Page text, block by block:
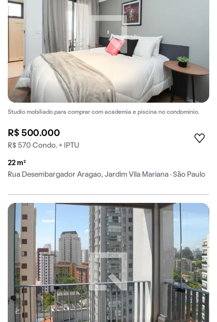
Studio mobiliado para comprar com academia e piscina no condomínio.
R$ 500.000
R$ 570 Condo. + IPTU
22 m²
Rua Desembargador Aragao, Jardim Vila Mariana · São Paulo